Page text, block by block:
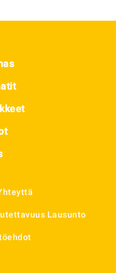
Lausunto